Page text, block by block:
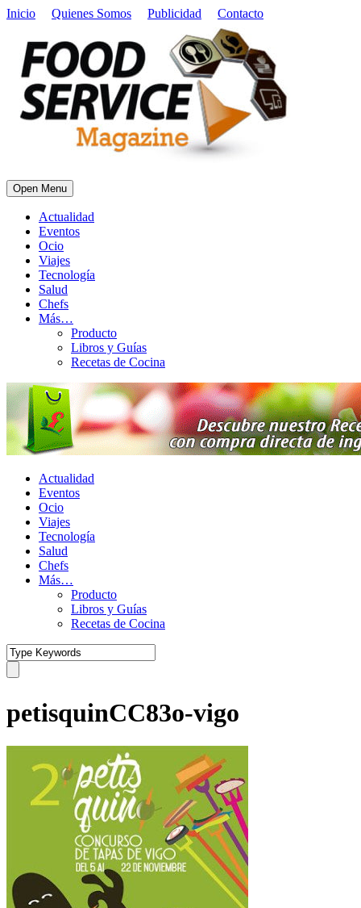
Inicio Quienes Somos Publicidad Contacto
Open Menu
Actualidad
Eventos
Ocio
Viajes
Tecnología
Salud
Chefs
Más…
Producto
Libros y Guías
Recetas de Cocina
Actualidad
Eventos
Ocio
Viajes
Tecnología
Salud
Chefs
Más…
Producto
Libros y Guías
Recetas de Cocina
petisquinCC83o-vigo